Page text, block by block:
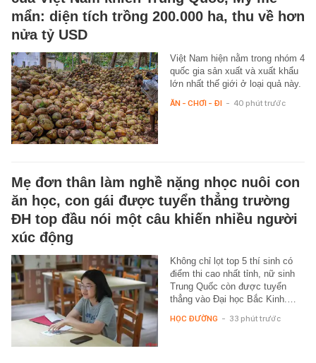
mẩn: diện tích trồng 200.000 ha, thu về hơn
nửa tỷ USD
Việt Nam hiện nằm trong nhóm 4
quốc gia sản xuất và xuất khẩu
lớn nhất thế giới ở loại quả này.
ĂN - CHƠI - ĐI - 40 phút trước
Mẹ đơn thân làm nghề nặng nhọc nuôi con
ăn học, con gái được tuyển thẳng trường
ĐH top đầu nói một câu khiến nhiều người
xúc động
Không chỉ lọt top 5 thí sinh có
điểm thi cao nhất tỉnh, nữ sinh
Trung Quốc còn được tuyển
thẳng vào Đại học Bắc Kinh.…
HỌC ĐƯỜNG - 33 phút trước